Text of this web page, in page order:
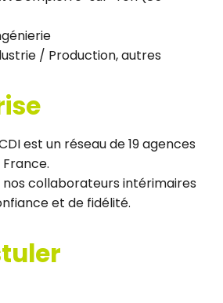
/ Production, autres
est un réseau de 19 agences
France.
nos collaborateurs intérimaires
et de fidélité.